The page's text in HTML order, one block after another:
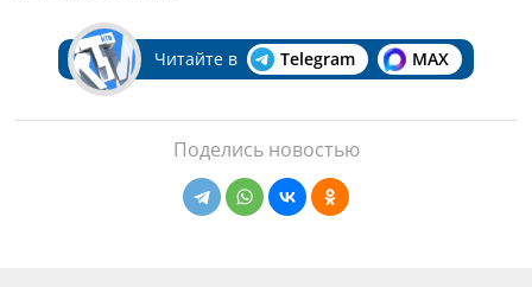
Читайте в Telegram MAX
Поделись новостью